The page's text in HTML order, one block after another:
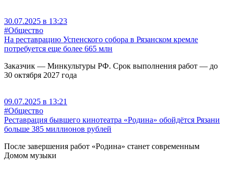
30.07.2025 в 13:23
#Общество
На реставрацию Успенского собора в Рязанском кремле
потребуется еще более 665 млн
Заказчик — Минкультуры РФ. Срок выполнения работ — до
30 октября 2027 года
09.07.2025 в 13:21
#Общество
Реставрация бывшего кинотеатра «Родина» обойдётся Рязани
больше 385 миллионов рублей
После завершения работ «Родина» станет современным
Домом музыки